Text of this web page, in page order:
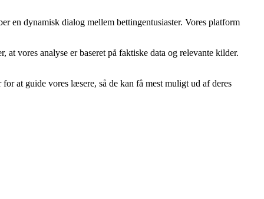
en dynamisk dialog mellem bettingentusiaster. Vores platform
vores analyse er baseret på faktiske data og relevante kilder.
at guide vores læsere, så de kan få mest muligt ud af deres